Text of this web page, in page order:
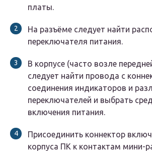
платы.
На разъёме следует найти
переключателя питания.
В корпусе (часто возле
следует найти провода с
соединения индикаторов и
переключателей и выбрать
включения питания.
Присоединить коннектор
корпуса ПК к контактам мини-